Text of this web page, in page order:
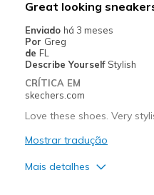
Melhores utilizações
Casual Wear
Work
Sizing
View On Shoes
Great looking
Enviado há 3 meses
Por Greg
de FL
Describe Yourself Stylish
CRÍTICA EM
skechers.com
Love these shoes. Very
Mostrar tradução
Mais detalhes